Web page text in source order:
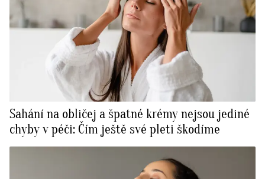
Sahání na obličej a špatné krémy nejsou jediné
chyby v péči: Čím ještě své pleti škodíme